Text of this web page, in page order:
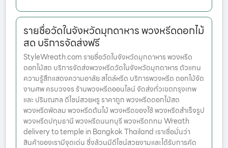
รายชื่อวัดในจังหวัดมุกดาหาร พวงหรีดดอกไม้
สด บริการจัดส่งฟรี
StyleWreath.com รายชื่อวัดในจังหวัดมุกดาหาร พวงหรีด
ดอกไม้สด บริการจัดส่งพวงหรีดวัดในจังหวัดมุกดาหาร ตัวแทน
ความรู้สึกแสดงความอาลัย สไตล์หรีด บริการพวงหรีด ดอกไม้จัด
งานศพ ครบวงจร ร้านพวงหรีดออนไลน์ จัดส่งทั่วเขตกรุงเทพ
และ ปริมณฑล ดีไซน์สวยหรู ราคาถูก พวงหรีดดอกไม้สด
พวงหรีดพัดลม พวงหรีดต้นไม้ พวงหรีดของใช้ พวงหรีดสำเร็จรูป
พวงหรีดปทุมธานี พวงหรีดนนทบุรี พวงหรีดกทม Wreath
delivery to temple in Bangkok Thailand เราเชื่อมั่นว่า
สินค้าของเรามีจุดเด่น ซึ่งล้วนมีดีไซน์สวยงามและได้รับการคัด